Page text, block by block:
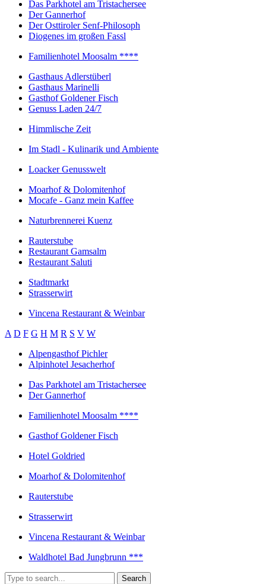
Das Parkhotel am Tristachersee
Der Gannerhof
Der Osttiroler Senf-Philosoph
Diogenes im großen Fassl
Familienhotel Moosalm ****
Gasthaus Adlerstüberl
Gasthaus Marinelli
Gasthof Goldener Fisch
Genuss Laden 24/7
Himmlische Zeit
Im Stadl - Kulinarik und Ambiente
Loacker Genusswelt
Moarhof & Dolomitenhof
Mocafe - Ganz mein Kaffee
Naturbrennerei Kuenz
Rauterstube
Restaurant Gamsalm
Restaurant Saluti
Stadtmarkt
Strasserwirt
Vincena Restaurant & Weinbar
A D F G H M R S V W
Alpengasthof Pichler
Alpinhotel Jesacherhof
Das Parkhotel am Tristachersee
Der Gannerhof
Familienhotel Moosalm ****
Gasthof Goldener Fisch
Hotel Goldried
Moarhof & Dolomitenhof
Rauterstube
Strasserwirt
Vincena Restaurant & Weinbar
Waldhotel Bad Jungbrunn ***